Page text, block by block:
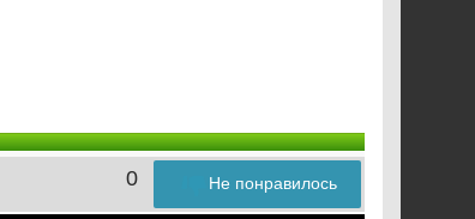
0 Не понравилось